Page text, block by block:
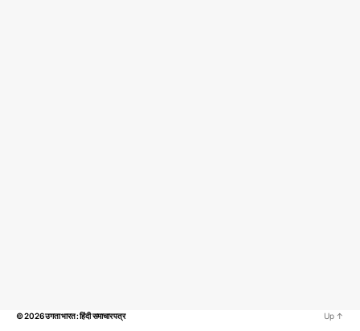
© 2026उगता भारत : हिंदी समाचार पत्र Up ↑